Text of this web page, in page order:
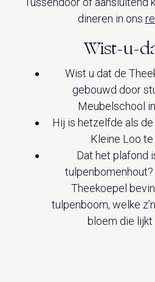
dineren in ons
Wist-u-
Wist u dat de
gebouwd door
Meubelschool
Hij is hetzelfde als
Kleine Loo te
Dat het plafond
Theekoepel
tulpenboom, welke
bloem die lijkt